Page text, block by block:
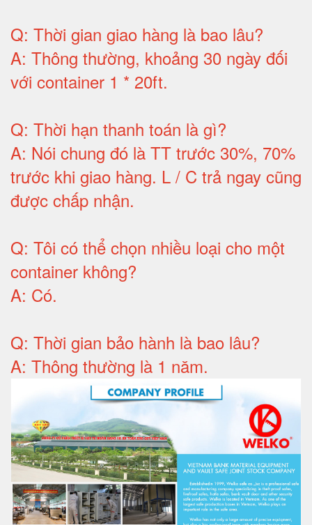
Q: Thời gian giao hàng là bao lâu?
A: Thông thường, khoảng 30 ngày đối
với container 1 * 20ft.
Q: Thời hạn thanh toán là gì?
A: Nói chung đó là TT trước 30%, 70%
trước khi giao hàng. L / C trả ngay cũng
được chấp nhận.
Q: Tôi có thể chọn nhiều loại cho một
container không?
A: Có.
Q: Thời gian bảo hành là bao lâu?
A: Thông thường là 1 năm.